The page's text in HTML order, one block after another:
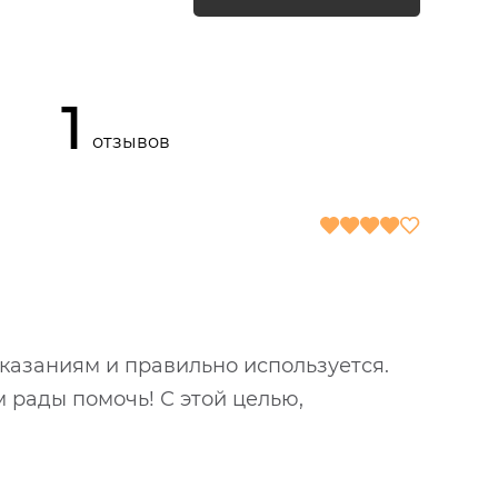
1 отзывов
и правильно используется.
рады помочь! С этой целью,